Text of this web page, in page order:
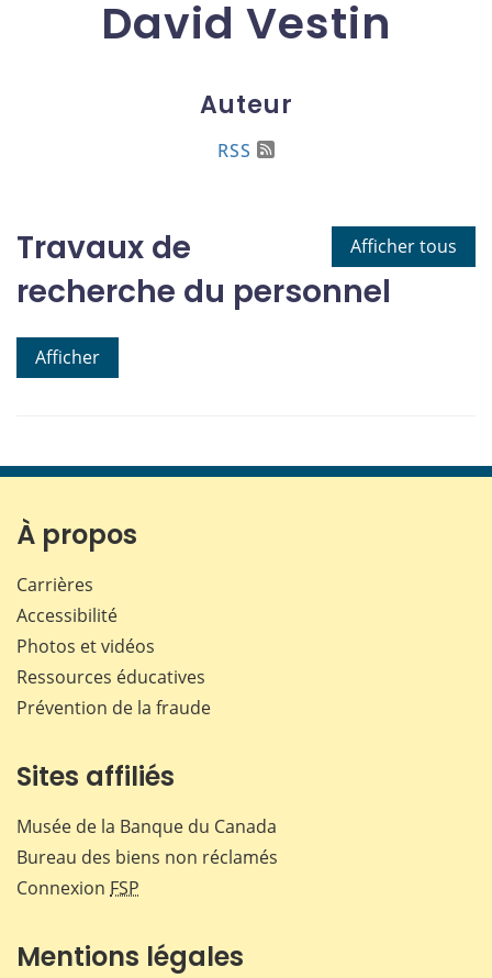
David Vestin
Auteur
RSS
Afficher tous
Travaux de
recherche du personnel
Afficher
À propos
Carrières
Accessibilité
Photos et vidéos
Ressources éducatives
Prévention de la fraude
Sites affiliés
Musée de la Banque du Canada
Bureau des biens non réclamés
Connexion FSP
Mentions légales